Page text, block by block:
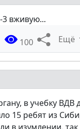
3 вживую...
100 Ещё
в учебку
15 ребят из